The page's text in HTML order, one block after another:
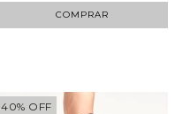
COMPRAR
40% OFF